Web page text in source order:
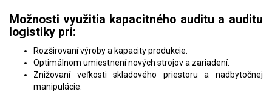
Možnosti využitia kapacitného auditu a auditu
logistiky pri:
Rozširovaní výroby a kapacity produkcie.
Optimálnom umiestnení nových strojov a zariadení.
Znižovaní veľkosti skladového priestoru a nadbytočnej
manipulácie.